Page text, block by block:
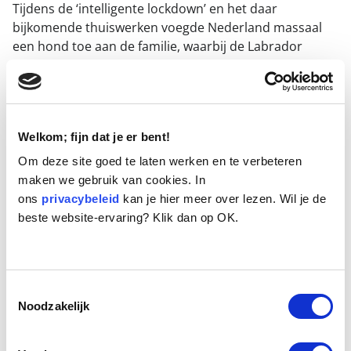
Welkom; fijn dat je er bent!
Om deze site goed te laten werken en te verbeteren
maken we gebruik van cookies. In
ons privacybeleid kan je hier meer over lezen. Wil je de
beste website-ervaring? Klik dan op OK.
Noodzakelijk
Tijdens de ‘intelligente lockdown’ en het daar
bijkomende thuiswerken voegde Nederland massaal
een hond toe aan de familie, waarbij de Labrador
maanden leger en de vraag naar pups bij fokkers
groeide hard. Tegelijkertijd steeg ook het risico op
En zo leeft nog lang niet elke hond zijn beste
hondenleven.